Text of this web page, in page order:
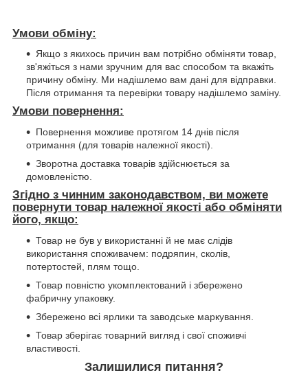
Умови обміну:
Якщо з якихось причин вам потрібно обміняти товар,
зв'яжіться з нами зручним для вас способом та вкажіть
причину обміну. Ми надішлемо вам дані для відправки.
Після отримання та перевірки товару надішлемо заміну.
Умови повернення:
Повернення можливе протягом 14 днів після
отримання (для товарів належної якості).
Зворотна доставка товарів здійснюється за
домовленістю.
Згідно з чинним законодавством, ви можете
повернути товар належної якості або обміняти
його, якщо:
Товар не був у використанні й не має слідів
використання споживачем: подряпин, сколів,
потертостей, плям тощо.
Товар повністю укомплектований і збережено
фабричну упаковку.
Збережено всі ярлики та заводське маркування.
Товар зберігає товарний вигляд і свої споживчі
властивості.
Залишилися питання?